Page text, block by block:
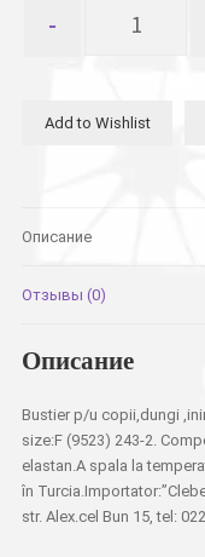
товара
сердечки
Add to Wishlist
Описание
Отзывы (0)
Описание
Bustier p/u copii,dungi
size:F (9523) 243-2.
elastan.A spala la
în
str. Alex.cel Bun 15, tel: